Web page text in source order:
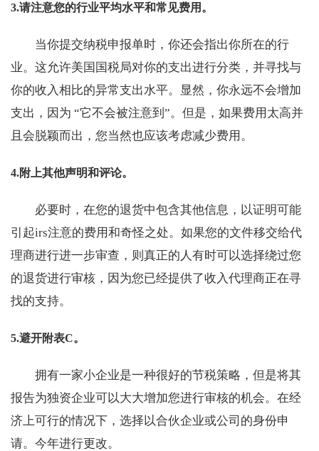
3.请注意您的行业平均水平和常见费用。
当你提交纳税申报单时，你还会指出你所在的行
业。这允许美国国税局对你的支出进行分类，并寻找与
你的收入相比的异常支出水平。显然，你永远不会增加
支出，因为 “它不会被注意到”。但是，如果费用太高并
且会脱颖而出，您当然也应该考虑减少费用。
4.附上其他声明和评论。
必要时，在您的退货中包含其他信息，以证明可能
引起irs注意的费用和奇怪之处。如果您的文件移交给代
理商进行进一步审查，则真正的人有时可以选择绕过您
的退货进行审核，因为您已经提供了收入代理商正在寻
找的支持。
5.避开附表C。
拥有一家小企业是一种很好的节税策略，但是将其
报告为独资企业可以大大增加您进行审核的机会。在经
济上可行的情况下，选择以合伙企业或公司的身份申
请。今年进行更改。